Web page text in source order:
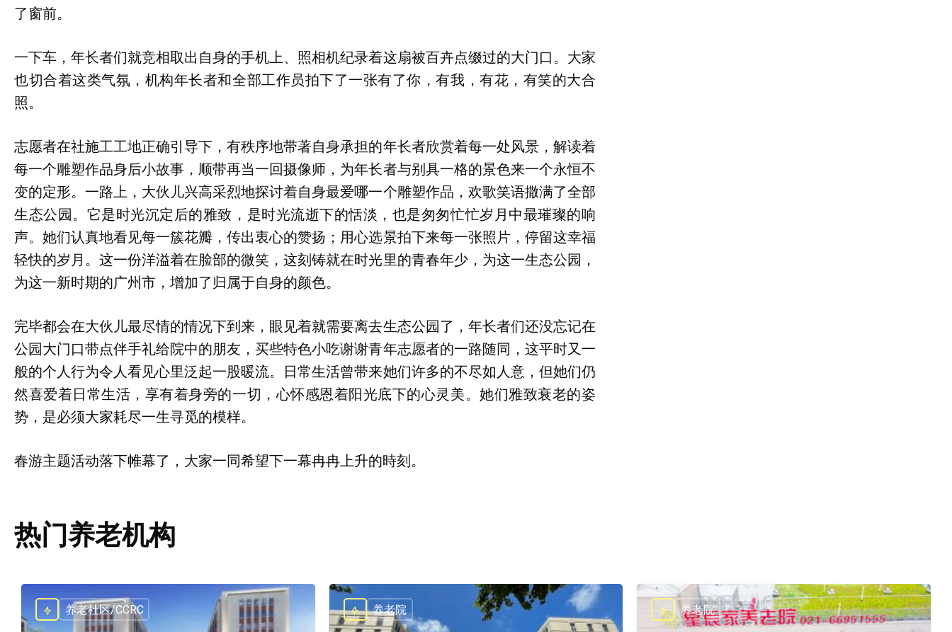
了窗前。
一下车，年长者们就竞相取出自身的手机上、照相机纪录着这扇被百卉点缀过的大门口。大家
也切合着这类气氛，机构年长者和全部工作员拍下了一张有了你，有我，有花，有笑的大合
照。
志愿者在社施工工地正确引导下，有秩序地带著自身承担的年长者欣赏着每一处风景，解读着
每一个雕塑作品身后小故事，顺带再当一回摄像师，为年长者与别具一格的景色来一个永恒不
变的定形。一路上，大伙儿兴高采烈地探讨着自身最爱哪一个雕塑作品，欢歌笑语撒满了全部
生态公园。它是时光沉定后的雅致，是时光流逝下的恬淡，也是匆匆忙忙岁月中最璀璨的响
声。她们认真地看见每一簇花瓣，传出衷心的赞扬；用心选景拍下来每一张照片，停留这幸福
轻快的岁月。这一份洋溢着在脸部的微笑，这刻铸就在时光里的青春年少，为这一生态公园，
为这一新时期的广州市，增加了归属于自身的颜色。
完毕都会在大伙儿最尽情的情况下到来，眼见着就需要离去生态公园了，年长者们还没忘记在
公园大门口带点伴手礼给院中的朋友，买些特色小吃谢谢青年志愿者的一路随同，这平时又一
般的个人行为令人看见心里泛起一股暖流。日常生活曾带来她们许多的不尽如人意，但她们仍
然喜爱着日常生活，享有着身旁的一切，心怀感恩着阳光底下的心灵美。她们雅致衰老的姿
势，是必须大家耗尽一生寻觅的模样。
春游主题活动落下帷幕了，大家一同希望下一幕冉冉上升的時刻。
热门养老机构
养老社区/CCRC 养老院 养老院